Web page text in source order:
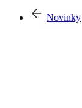
Novinky